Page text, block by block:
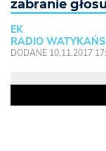
zabranie
EK
RADIO
DODANE 10.11.2017